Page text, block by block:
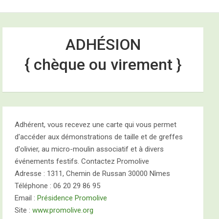
ADHÉSION
{ chèque ou virement }
Adhérent, vous recevez une carte qui vous permet
d'accéder aux démonstrations de taille et de greffes
d'olivier, au micro-moulin associatif et à divers
événements festifs. Contactez Promolive
Adresse : 1311, Chemin de Russan 30000 Nîmes
Téléphone : 06 20 29 86 95
Email :Présidence Promolive
Site :www.promolive.org